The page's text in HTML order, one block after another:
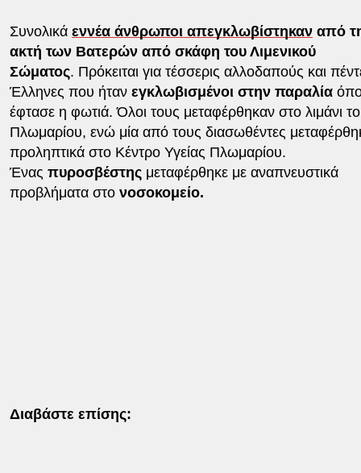
Συνολικά εννέα άνθρωποι απεγκλωβίστηκαναπό
ακτή των Βατερών από σκάφη του Λιμενικού
Σώματος. Πρόκειται για τέσσερις αλλοδαπούς και
Έλληνες που ήταν εγκλωβισμένοι στην παραλία
έφτασε η φωτιά. Όλοι τους μεταφέρθηκαν στο λιμάνι
Πλωμαρίου, ενώ μία από τους διασωθέντες
προληπτικά στο Κέντρο Υγείας Πλωμαρίου.
Ένας πυροσβέστηςμεταφέρθηκε με αναπνευστικά
προβλήματα στο νοσοκομείο.
Διαβάστε επίσης: